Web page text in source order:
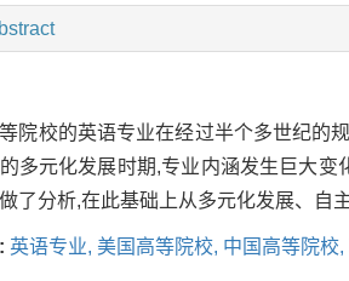
院校的英语专业在经过半个多世纪的
多元化发展时期,专业内涵发生巨大变
了分析,在此基础上从多元化发展、自
英语专业, 美国高等院校, 中国高等院校,